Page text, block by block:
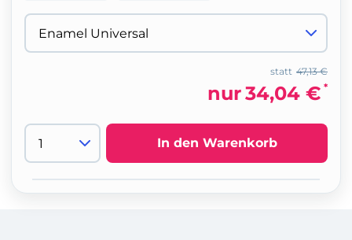
47,13 €
statt
nur34,04 € *
In den Warenkorb